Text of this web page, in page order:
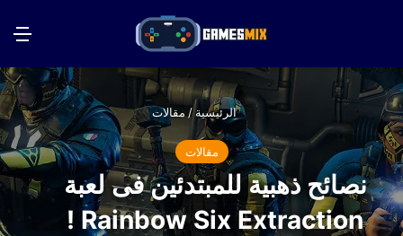
الرئيسية/ مقالات
مقالات
نصائح ذهبية للمبتدئين فى لعبة
Rainbow Six Extraction !